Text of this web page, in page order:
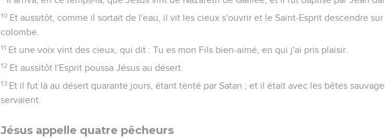
10 Et aussitôt, comme il sortait de l'eau, il vit les cieux s'ouvrir et le Saint-Esprit descendre
colombe.
11 Et une voix vint des cieux, qui dit : Tu es mon Fils bien-aimé, en qui j'ai pris plaisir.
12 Et aussitôt l'Esprit poussa Jésus au désert.
13 Et il fut là au désert quarante jours, étant tenté par Satan ; et il était avec les bêtes
servaient.
Jésus appelle quatre pêcheurs